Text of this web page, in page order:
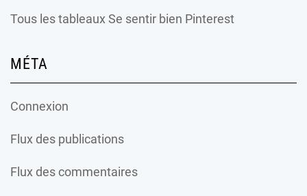
Tous les tableaux Se sentir bien Pinterest
MÉTA
Connexion
Flux des publications
Flux des commentaires